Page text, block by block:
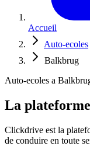
Accueil
Auto-ecoles
Balkbrug
Auto-ecoles a
La
Clickdrive est la
de conduire en toute